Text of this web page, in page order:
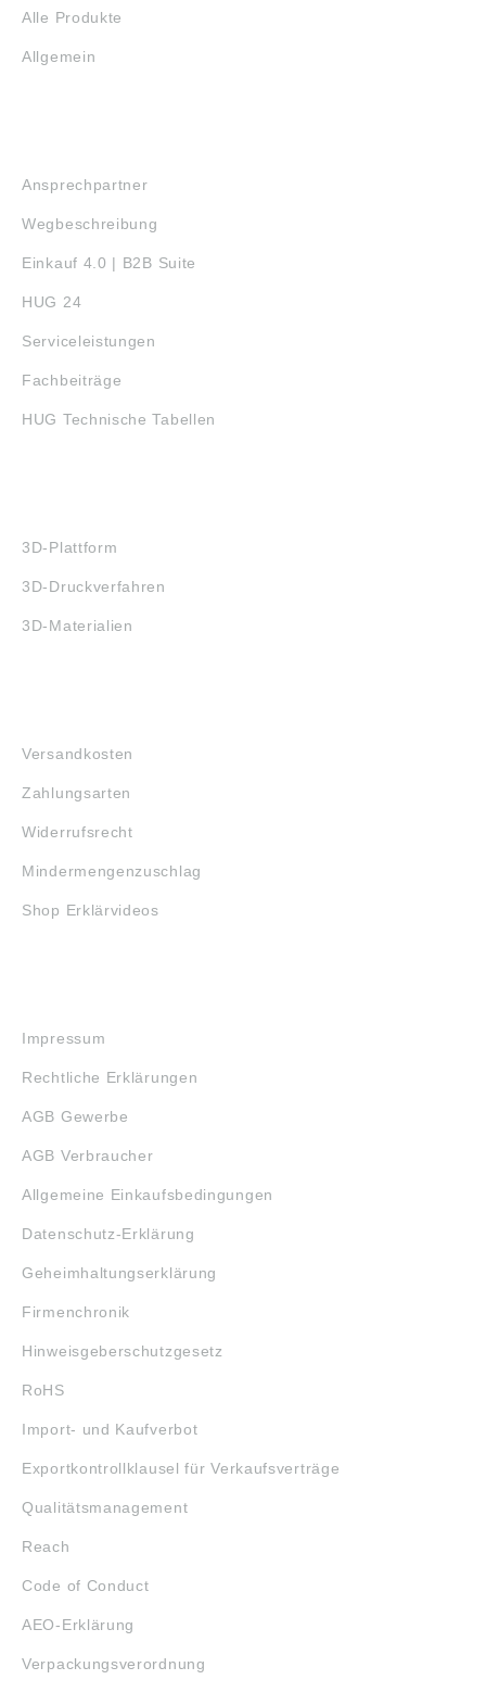
Alle Produkte
Allgemein
Ansprechpartner
Wegbeschreibung
Einkauf 4.0 | B2B Suite
HUG 24
Serviceleistungen
Fachbeiträge
HUG Technische Tabellen
3D-Plattform
3D-Druckverfahren
3D-Materialien
Versandkosten
Zahlungsarten
Widerrufsrecht
Mindermengenzuschlag
Shop Erklärvideos
Impressum
Rechtliche Erklärungen
AGB Gewerbe
AGB Verbraucher
Allgemeine Einkaufsbedingungen
Datenschutz-Erklärung
Geheimhaltungserklärung
Firmenchronik
Hinweisgeberschutzgesetz
RoHS
Import- und Kaufverbot
Exportkontrollklausel für Verkaufsverträge
Qualitätsmanagement
Reach
Code of Conduct
AEO-Erklärung
Verpackungsverordnung